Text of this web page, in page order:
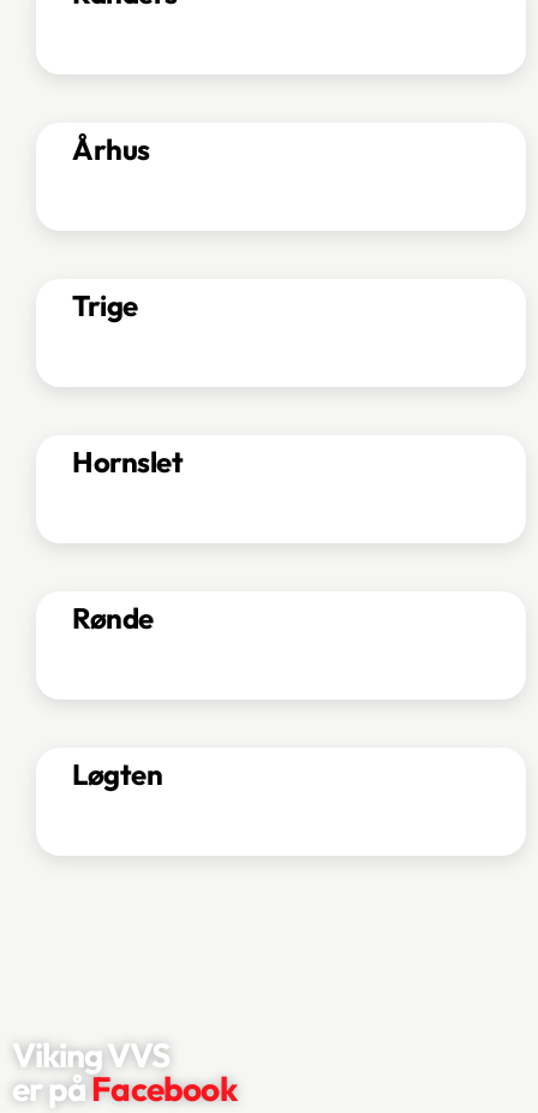
Århus
Trige
Hornslet
Rønde
Løgten
Viking VVS
er ​påFacebook